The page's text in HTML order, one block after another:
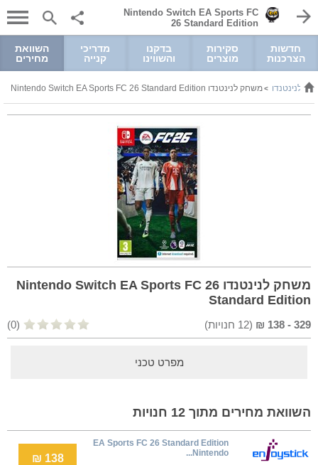
Nintendo Switch EA Sports FC
26 Standard Edition
חדשות
הצרכנות
סקירות
מוצרים
בדקנו
והשווינו
מדריכי
קנייה
השוואת
מחירים
לנינטנדו >משחק לנינטנדו Nintendo Switch EA Sports FC 26 Standard Edition
משחק לנינטנדו Nintendo Switch EA Sports FC 26
Standard Edition
329
-
138
₪
(
12 חנויות) (0)
מפרט טכני
השוואת מחירים מתוך 12 חנויות
EA Sports FC 26 Standard Edition
Nintendo...
138 ₪